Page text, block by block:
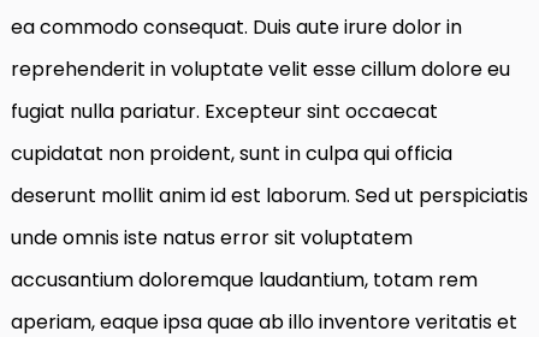
ea commodo consequat. Duis aute irure dolor in
reprehenderit in voluptate velit esse cillum dolore eu
fugiat nulla pariatur. Excepteur sint occaecat
cupidatat non proident, sunt in culpa qui officia
deserunt mollit anim id est laborum. Sed ut perspiciatis
unde omnis iste natus error sit voluptatem
accusantium doloremque laudantium, totam rem
aperiam, eaque ipsa quae ab illo inventore veritatis et